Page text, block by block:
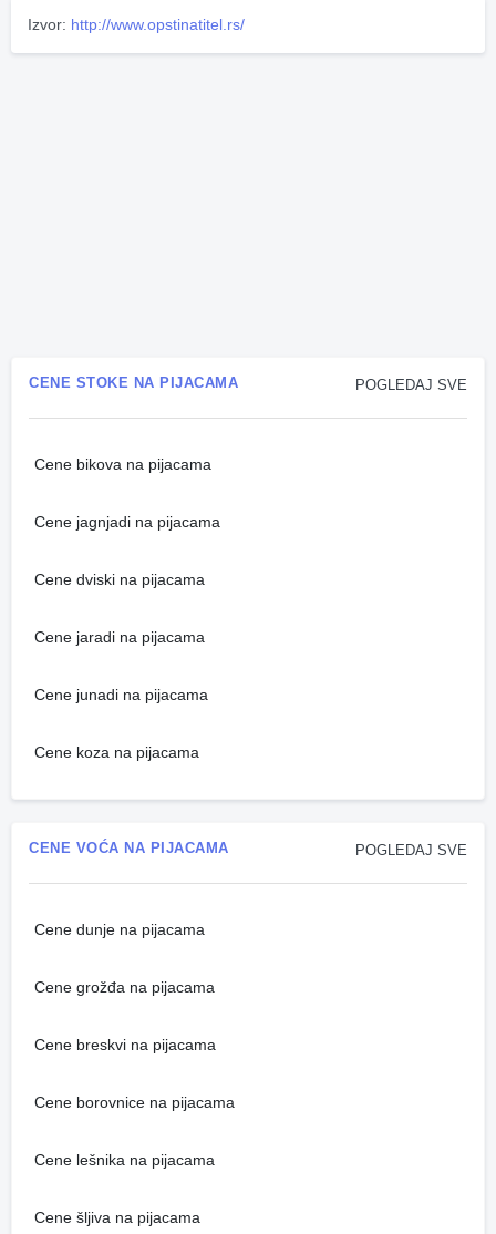
Izvor: http://www.opstinatitel.rs/
POGLEDAJ SVE
CENE STOKE NA PIJACAMA
Cene bikova na pijacama
Cene jagnjadi na pijacama
Cene dviski na pijacama
Cene jaradi na pijacama
Cene junadi na pijacama
Cene koza na pijacama
POGLEDAJ SVE
CENE VOĆA NA PIJACAMA
Cene dunje na pijacama
Cene grožđa na pijacama
Cene breskvi na pijacama
Cene borovnice na pijacama
Cene lešnika na pijacama
Cene šljiva na pijacama